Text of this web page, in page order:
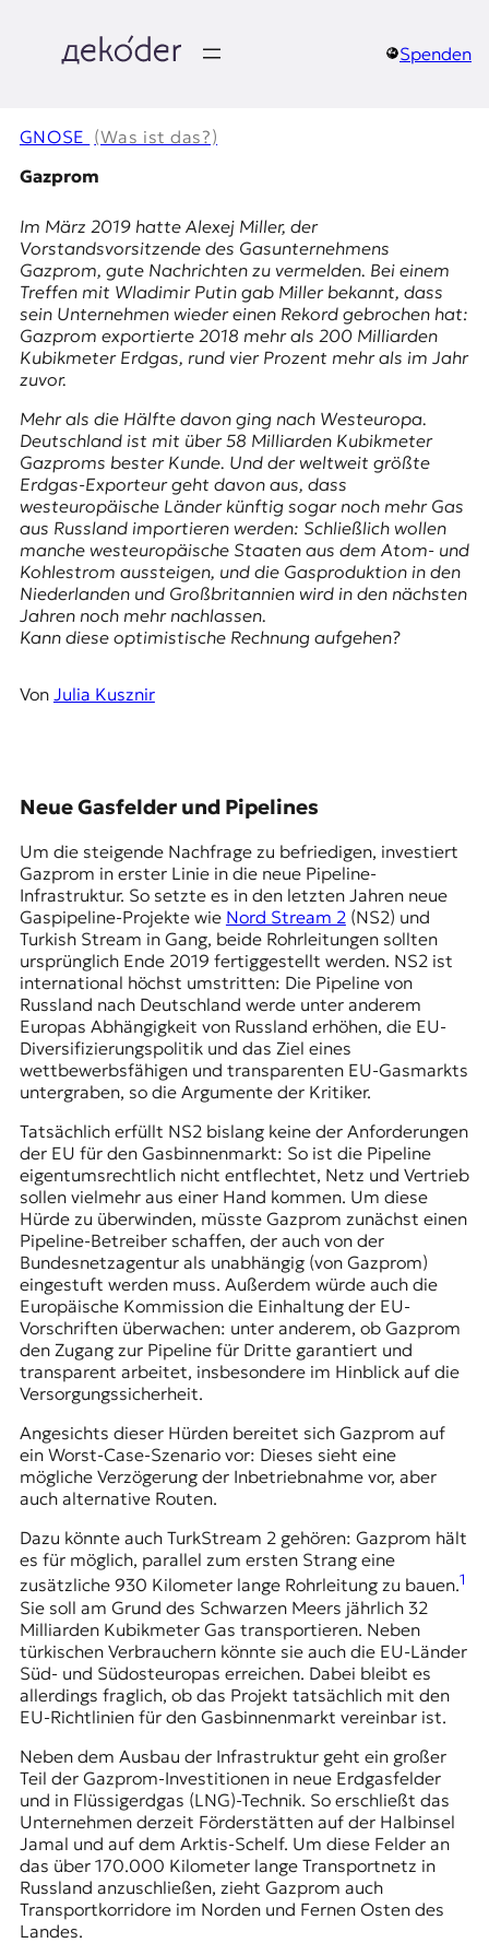
springen
e
k
o
d
e
r
|
D
E
K
O
D
R
s
e
n
J
o
u
r
n
a
i
s
u
s
u
n
d
M
e
d
e
n
k
o
m
p
e
t
e
n
z
z
u
O
s
t
e
u
r
o
p
a
Spenden
GNOSE (Was ist das?)
Gazprom
Im März 2019 hatte Alexej Miller, der
Vorstandsvorsitzende des Gasunternehmens
Gazprom, gute Nachrichten zu vermelden. Bei einem
Treffen mit Wladimir Putin gab Miller bekannt, dass
sein Unternehmen wieder einen Rekord gebrochen hat:
Gazprom exportierte 2018 mehr als 200 Milliarden
Kubikmeter Erdgas, rund vier Prozent mehr als im Jahr
zuvor.
Mehr als die Hälfte davon ging nach Westeuropa.
Deutschland ist mit über 58 Milliarden Kubikmeter
Gazproms bester Kunde. Und der weltweit größte
Erdgas-Exporteur geht davon aus, dass
westeuropäische Länder künftig sogar noch mehr Gas
aus Russland importieren werden: Schließlich wollen
manche westeuropäische Staaten aus dem Atom- und
Kohlestrom aussteigen, und die Gasproduktion in den
Niederlanden und Großbritannien wird in den nächsten
Jahren noch mehr nachlassen.
Kann diese optimistische Rechnung aufgehen?
Von Julia Kusznir
Neue Gasfelder und Pipelines
Um die steigende Nachfrage zu befriedigen, investiert
Gazprom in erster Linie in die neue Pipeline-
Infrastruktur. So setzte es in den letzten Jahren neue
Gaspipeline-Projekte wie Nord Stream 2(NS2) und
Turkish Stream in Gang, beide Rohrleitungen sollten
ursprünglich Ende 2019 fertiggestellt werden. NS2 ist
international höchst umstritten: Die Pipeline von
Russland nach Deutschland werde unter anderem
Europas Abhängigkeit von Russland erhöhen, die EU-
Diversifizierungspolitik und das Ziel eines
wettbewerbsfähigen und transparenten EU-Gasmarkts
untergraben, so die Argumente der Kritiker.
Tatsächlich erfüllt NS2 bislang keine der Anforderungen
der EU für den Gasbinnenmarkt: So ist die Pipeline
eigentumsrechtlich nicht entflechtet, Netz und Vertrieb
sollen vielmehr aus einer Hand kommen. Um diese
Hürde zu überwinden, müsste Gazprom zunächst einen
Pipeline-Betreiber schaffen, der auch von der
Bundesnetzagentur als unabhängig (von Gazprom)
eingestuft werden muss. Außerdem würde auch die
Europäische Kommission die Einhaltung der EU-
Vorschriften überwachen: unter anderem, ob Gazprom
den Zugang zur Pipeline für Dritte garantiert und
transparent arbeitet, insbesondere im Hinblick auf die
Versorgungssicherheit.
Angesichts dieser Hürden bereitet sich Gazprom auf
ein Worst-Case-Szenario vor: Dieses sieht eine
mögliche Verzögerung der Inbetriebnahme vor, aber
auch alternative Routen.
Dazu könnte auch TurkStream 2 gehören: Gazprom hält
es für möglich, parallel zum ersten Strang eine
zusätzliche 930 Kilometer lange Rohrleitung zu bauen.1
Sie soll am Grund des Schwarzen Meers jährlich 32
Milliarden Kubikmeter Gas transportieren. Neben
türkischen Verbrauchern könnte sie auch die EU-Länder
Süd- und Südosteuropas erreichen. Dabei bleibt es
allerdings fraglich, ob das Projekt tatsächlich mit den
EU-Richtlinien für den Gasbinnenmarkt vereinbar ist.
Neben dem Ausbau der Infrastruktur geht ein großer
Teil der Gazprom-Investitionen in neue Erdgasfelder
und in Flüssigerdgas (LNG)-Technik. So erschließt das
Unternehmen derzeit Förderstätten auf der Halbinsel
Jamal und auf dem Arktis-Schelf. Um diese Felder an
das über 170.000 Kilometer lange Transportnetz in
Russland anzuschließen, zieht Gazprom auch
Transportkorridore im Norden und Fernen Osten des
Landes.